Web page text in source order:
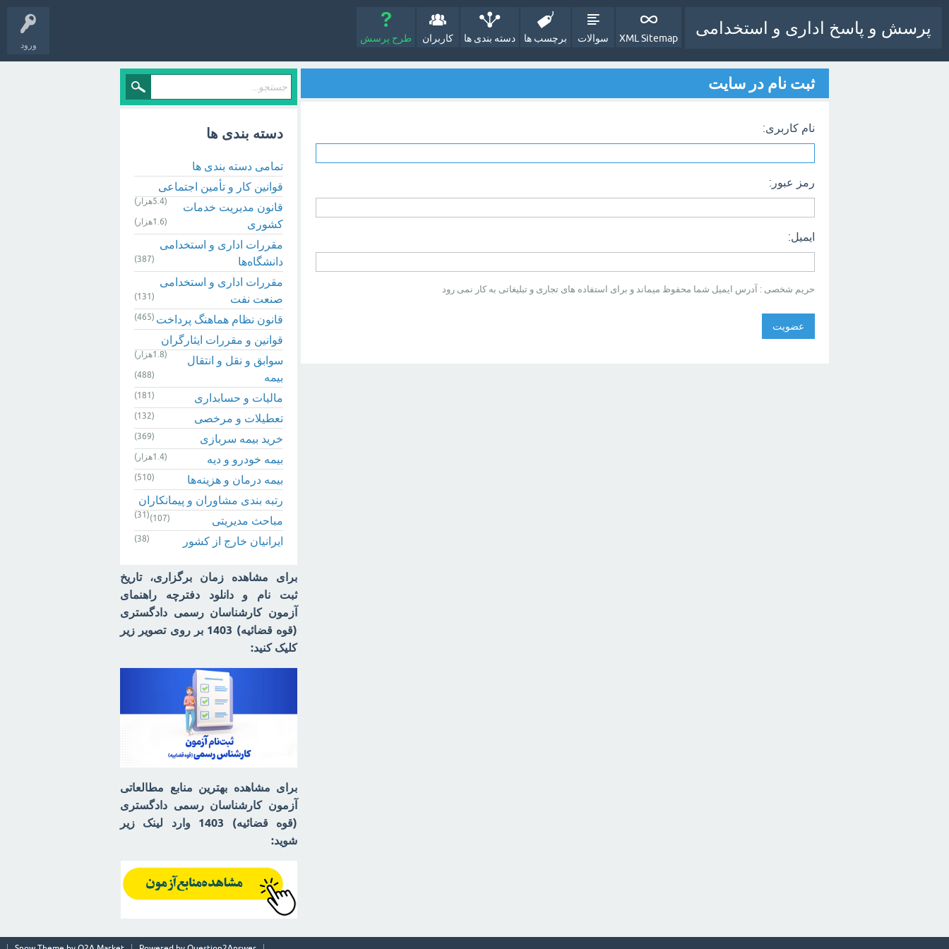
ورود
پرسش و پاسخ اداری و استخدامی
XML Sitemap سوالات برچسب ها دسته بندی ها کاربران طرح پرسش
ثبت نام در سایت
نام کاربری:
رمز عبور:
ایمیل:
حریم شخصی : آدرس ایمیل شما محفوظ میماند و برای استفاده های تجاری و تبلیغاتی به کار نمی رود
دسته بندی ها
تمامی دسته بندی ها
قوانین کار و تأمین اجتماعی
(5.4هزار)
قانون مدیریت خدمات
کشوری
(1.6هزار)
مقررات اداری و استخدامی
دانشگاه‌ها
(387)
مقررات اداری و استخدامی
صنعت نفت
(131)
قانون نظام هماهنگ پرداخت (465)
قوانین و مقررات ایثارگران
(1.8هزار)
سوابق و نقل و انتقال
بیمه‌
(488)
مالیات و حسابداری (181)
تعطیلات و مرخصی (132)
خرید بیمه سربازی (369)
بیمه خودرو و دیه (1.4هزار)
بیمه درمان و هزینه‌ها (510)
رتبه بندی مشاوران و پیمانکاران
(31) مباحث مدیریتی (107)
ایرانیان خارج از کشور (38)
برای مشاهده زمان برگزاری، تاریخ
ثبت نام و دانلود دفترچه راهنمای
آزمون کارشناسان رسمی دادگستری
(قوه قضائیه) 1403 بر روی تصویر زیر
کلیک کنید:
برای مشاهده بهترین منابع مطالعاتی
آزمون کارشناسان رسمی دادگستری
(قوه قضائیه) 1403 وارد لینک زیر
شوید: